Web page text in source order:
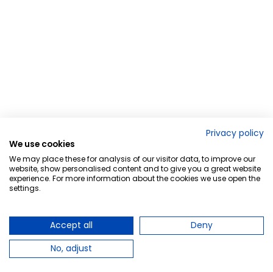
Privacy policy
We use cookies
We may place these for analysis of our visitor data, to improve our
website, show personalised content and to give you a great website
experience. For more information about the cookies we use open the
settings.
Accept all
Deny
No, adjust